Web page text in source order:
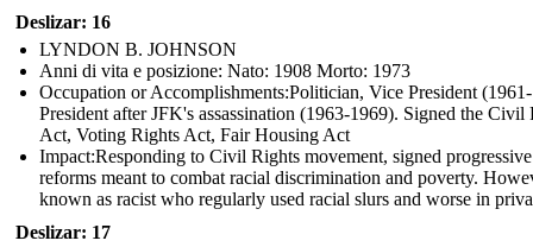
Deslizar: 16
LYNDON B. JOHNSON
Anni di vita e posizione: Nato: 1908 Morto: 1973
Occupation or Accomplishments: Politician, Vice President
President after JFK's assassination (1963-1969). Signed the Civil
Act, Voting Rights Act, Fair Housing Act
Impact: Responding to Civil Rights movement, signed progressive
reforms meant to combat racial discrimination and poverty.
known as racist who regularly used racial slurs and worse in
Deslizar: 17